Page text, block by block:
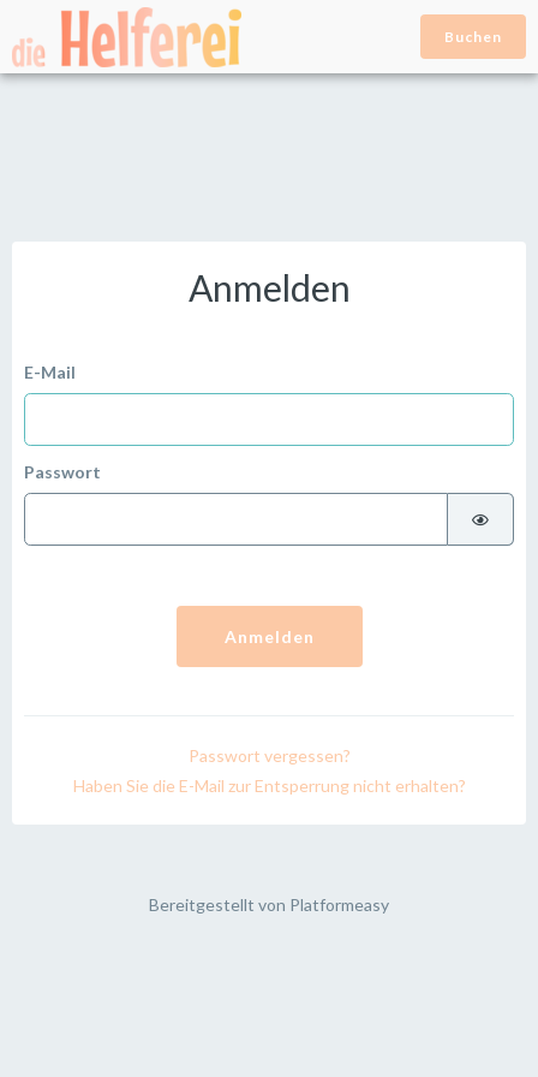
Buchen
Anmelden
E-Mail
Passwort
Anmelden
Passwort vergessen?
Haben Sie die E-Mail zur Entsperrung nicht erhalten?
Bereitgestellt von Platformeasy